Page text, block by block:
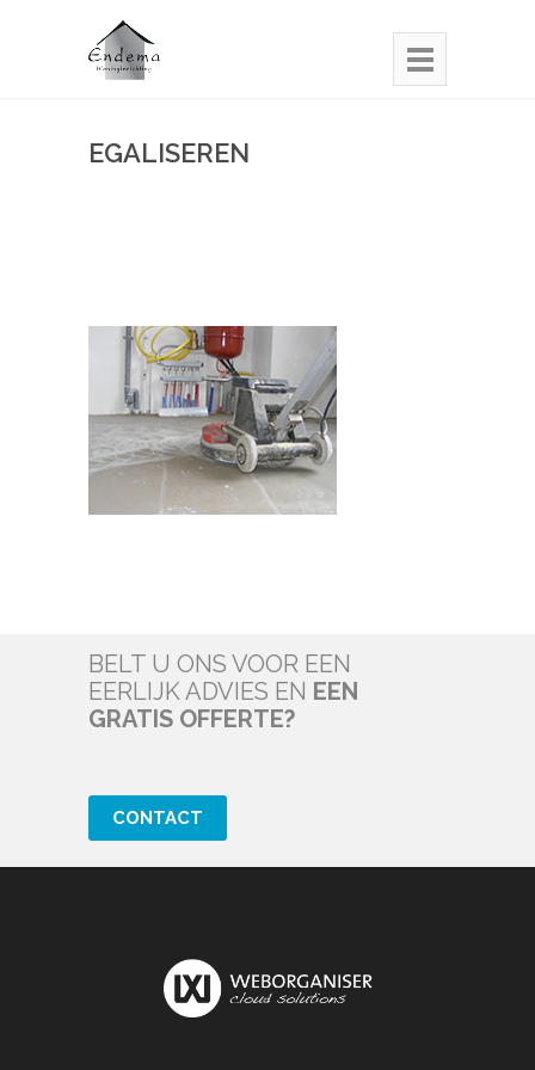
EGALISEREN
BELT U ONS VOOR EEN
EERLIJK ADVIES EN EEN
GRATIS OFFERTE?
CONTACT